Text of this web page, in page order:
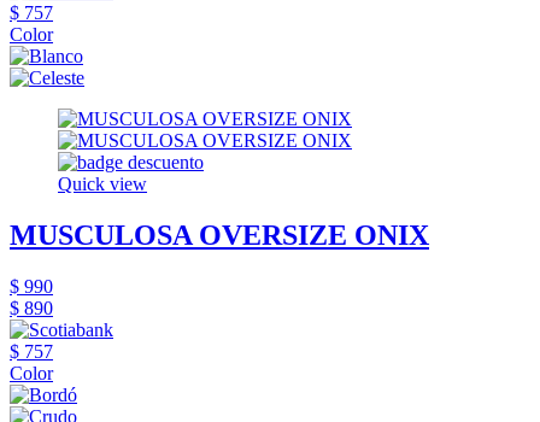
$ 757
Color
Quick view
MUSCULOSA OVERSIZE ONIX
$ 990
$ 890
$ 757
Color